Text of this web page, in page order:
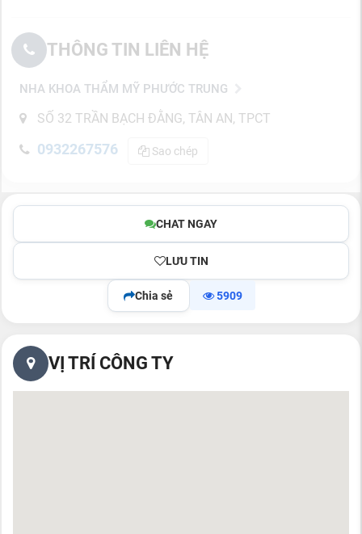
THÔNG TIN LIÊN HỆ
NHA KHOA THẨM MỸ PHƯỚC TRUNG
SỐ 32 TRẦN BẠCH ĐẰNG, TÂN AN, TPCT
0932267576 Sao chép
CHAT NGAY
LƯU TIN
Chia sẻ 5909
VỊ TRÍ CÔNG TY